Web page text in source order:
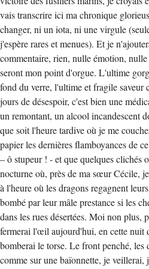
vais transcrire ici ma chronique
changer, ni un iota, ni une virgule
j'espère rares et menues). Et je
commentaire, rien, nulle émotion,
seront mon point d'orgue. L'ultime
fond du verre, l'ultime et fragile saveur
jours de désespoir, c'est bien une
un remontant, un alcool incandescent
que soit l'heure tardive où je me
papier les dernières flamboyances de
– ô stupeur ! - et que quelques clichés
nocturne où, près de ma sœur Cécile,
à l'heure où les dragons regagnent
bombé par leur mâle prestance si les
dans les rues désertées. Moi non plus,
fermerai l'œil aujourd'hui, en cette nuit
bomberai le torse. Le front penché, les
comme sur une baïonnette, je veillerai,